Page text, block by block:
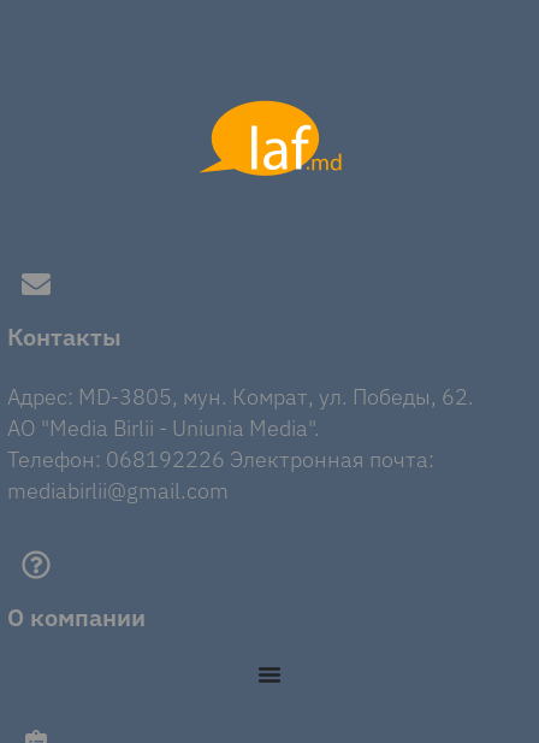
Контакты
Адрес: MD-3805, мун. Комрат, ул. Победы, 62.
AO "Media Birlii - Uniunia Media".
Телефон: 068192226 Электронная почта:
mediabirlii@gmail.com
О компании